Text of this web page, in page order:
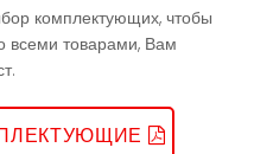
588
390
77-11
77-12
комплектующих, чтобы
всеми товарами, Вам